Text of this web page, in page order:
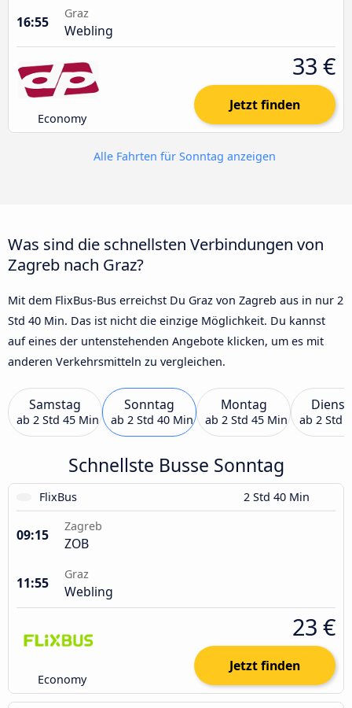
16:55
Graz
Webling
Economy
33 €
Jetzt finden
Alle Fahrten für Sonntag anzeigen
Was sind die schnellsten Verbindungen von
Zagreb nach Graz?
Mit dem FlixBus-Bus erreichst Du Graz von Zagreb aus in nur 2
Std 40 Min. Das ist nicht die einzige Möglichkeit. Du kannst
auf eines der untenstehenden Angebote klicken, um es mit
anderen Verkehrsmitteln zu vergleichen.
Samstag
ab 2 Std 45 Min
Sonntag
ab 2 Std 40 Min
Montag
ab 2 Std 45 Min ab 2 Std
Schnellste Busse Sonntag
FlixBus 2 Std 40 Min
09:15
Zagreb
ZOB
11:55
Graz
Webling
Economy
23 €
Jetzt finden